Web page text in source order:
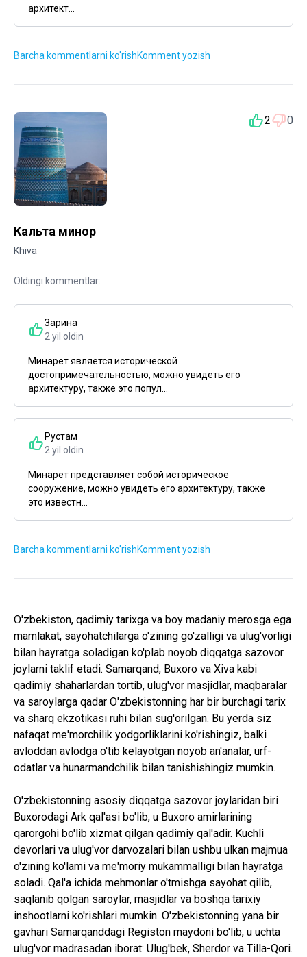
архитект...
Barcha kommentlarni ko'rishKomment yozish
2 0
Кальта минор
Khiva
Oldingi kommentlar:
Зарина
2 yil oldin
Минарет является исторической
достопримечательностью, можно увидеть его
архитектуру, также это попул...
Рустам
2 yil oldin
Минарет представляет собой историческое
сооружение, можно увидеть его архитектуру, также
это известн...
Barcha kommentlarni ko'rishKomment yozish
O'zbekiston, qadimiy tarixga va boy madaniy merosga ega
mamlakat, sayohatchilarga o'zining go'zalligi va ulug'vorligi
bilan hayratga soladigan ko'plab noyob diqqatga sazovor
joylarni taklif etadi. Samarqand, Buxoro va Xiva kabi
qadimiy shaharlardan tortib, ulug'vor masjidlar, maqbaralar
va saroylarga qadar O'zbekistonning har bir burchagi tarix
va sharq ekzotikasi ruhi bilan sug'orilgan. Bu yerda siz
nafaqat me'morchilik yodgorliklarini ko'rishingiz, balki
avloddan avlodga o'tib kelayotgan noyob an'analar, urf-
odatlar va hunarmandchilik bilan tanishishingiz mumkin.
O'zbekistonning asosiy diqqatga sazovor joylaridan biri
Buxorodagi Ark qal'asi bo'lib, u Buxoro amirlarining
qarorgohi bo'lib xizmat qilgan qadimiy qal'adir. Kuchli
devorlari va ulug'vor darvozalari bilan ushbu ulkan majmua
o'zining ko'lami va me'moriy mukammalligi bilan hayratga
soladi. Qal'a ichida mehmonlar o'tmishga sayohat qilib,
saqlanib qolgan saroylar, masjidlar va boshqa tarixiy
inshootlarni ko'rishlari mumkin. O'zbekistonning yana bir
gavhari Samarqanddagi Registon maydoni bo'lib, u uchta
ulug'vor madrasadan iborat: Ulug'bek, Sherdor va Tilla-Qori.